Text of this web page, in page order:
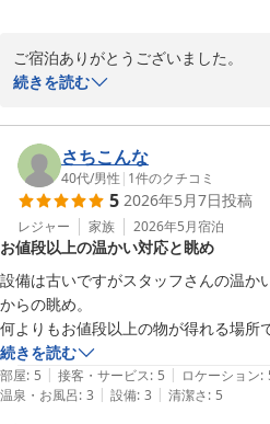
ご宿泊ありがとうございました。
当日はゆっくりお過ごしいただけた
囲気を感じていただけて嬉しく思い
また季節を変えると違った景色も楽
にお越しください。心よりお待ちし
美保関温泉 なべや別館
2026-05-09
続きを読む
さちこんな
40代/男性 | 1件のクチコミ
5 2026年5月7日投稿
レジャー 家族 2026年5月宿泊
お値段以上の温かい対応と眺め
設備は古いですがスタッフさんの温か
からの眺め。
何よりもお値段以上の物が得れる場所
ありがとうございました。
続きを読む
部屋: 5 | 接客・サービス: 5 | ロケーション:
温泉・お風呂: 3 | 設備: 3 | 清潔さ: 5